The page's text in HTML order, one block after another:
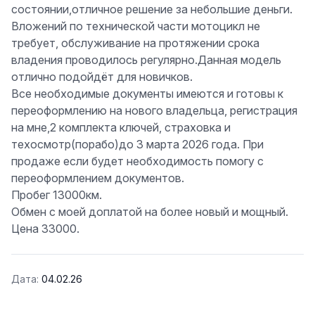
состоянии,отличное решение за небольшие деньги.
Вложений по технической части мотоцикл не
требует, обслуживание на протяжении срока
владения проводилось регулярно.Данная модель
отлично подойдёт для новичков.
Все необходимые документы имеются и готовы к
переоформлению на нового владельца, регистрация
на мне,2 комплекта ключей, страховка и
техосмотр(порабо)до 3 марта 2026 года. При
продаже если будет необходимость помогу с
переоформлением документов.
Пробег 13000км.
Обмен с моей доплатой на более новый и мощный.
Цена 33000.
Дата: 04.02.26